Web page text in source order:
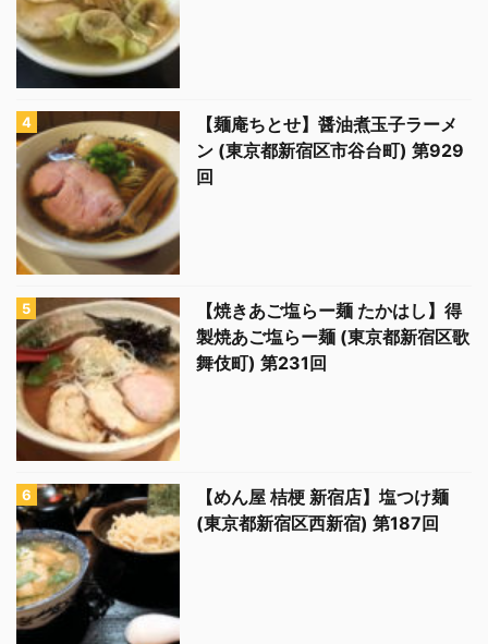
【麺庵ちとせ】醤油煮玉子ラーメ
ン (東京都新宿区市谷台町) 第929
回
【焼きあご塩らー麺 たかはし】得
製焼あご塩らー麺 (東京都新宿区歌
舞伎町) 第231回
【めん屋 桔梗 新宿店】塩つけ麺
(東京都新宿区西新宿) 第187回